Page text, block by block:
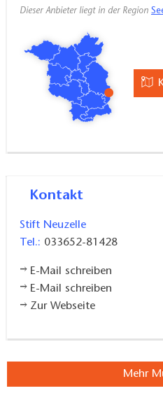
Dieser Anbieter liegt in der Region
Kontakt
Stift Neuzelle
Tel.: 033652-81428
E-Mail schreiben
E-Mail schreiben
Zur Webseite
Mehr